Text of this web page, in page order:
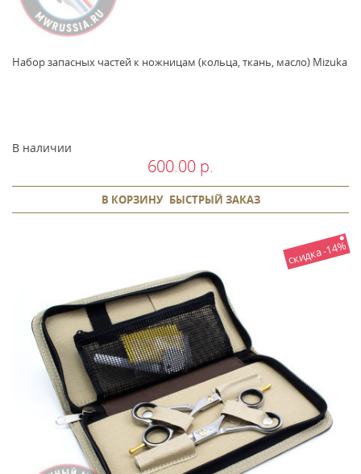
Набор запасных частей к ножницам (кольца, ткань, масло) Mizuka
В наличии
600.00 р.
В КОРЗИНУ БЫСТРЫЙ ЗАКАЗ
скидка -14%